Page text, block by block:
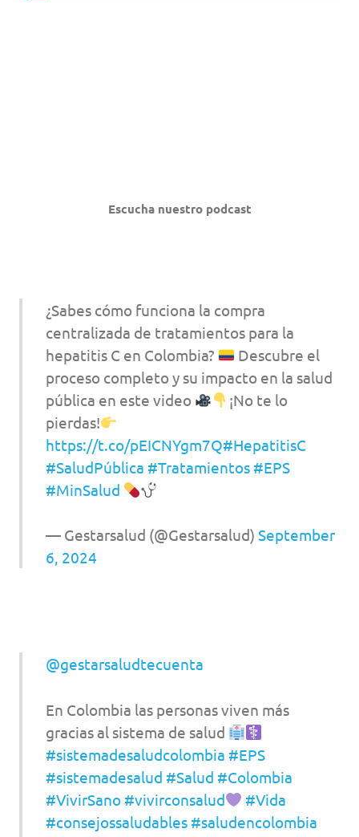
Escucha nuestro podcast
¿Sabes cómo funciona la compra
centralizada de tratamientos para la
hepatitis C en Colombia?
Descubre el
proceso completo y su impacto en la salud
pública en este video
¡No te lo
pierdas!
https://t.co/pEICNYgm7Q#HepatitisC
#SaludPública #Tratamientos #EPS
#MinSalud
— Gestarsalud (@Gestarsalud) September
6, 2024
@gestarsaludtecuenta
En Colombia las personas viven más
gracias al sistema de salud
#sistemadesaludcolombia #EPS
#sistemadesalud #Salud #Colombia
#VivirSano #vivirconsalud
#Vida
#consejossaludables #saludencolombia